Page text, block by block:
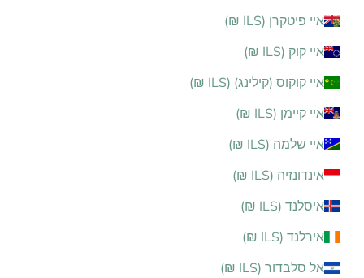
איי פיטקרן (ILS ₪)
איי קוק (ILS ₪)
איי קוקוס (קילינג) (ILS ₪)
איי קיימן (ILS ₪)
איי שלמה (ILS ₪)
אינדונזיה (ILS ₪)
איסלנד (ILS ₪)
אירלנד (ILS ₪)
אל סלבדור (ILS ₪)